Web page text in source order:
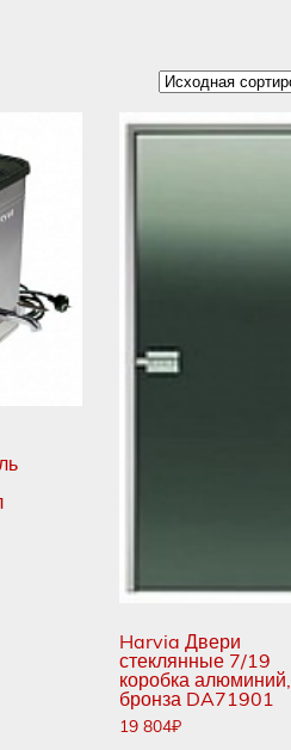
Harvia Двери
стеклянные 7/19
коробка алюминий,
бронза DA71901
19 804₽